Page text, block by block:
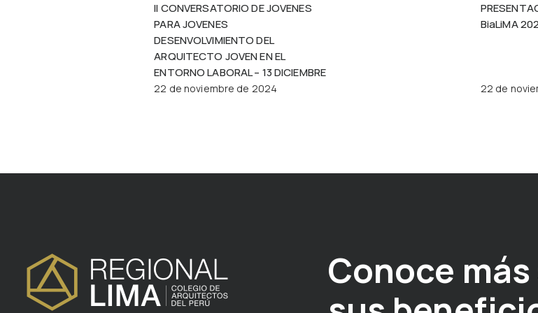
II CONVERSATORIO DE JOVENES
PARA JOVENES
DESENVOLVIMIENTO DEL
ARQUITECTO JOVEN EN EL
ENTORNO LABORAL – 13 DICIEMBRE
22 de noviembre de 2024
BiaLiMA
22 de
Conoce